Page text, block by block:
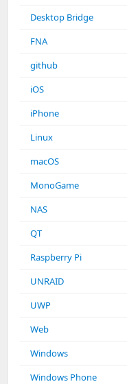
Desktop Bridge
FNA
github
iOS
iPhone
Linux
macOS
MonoGame
NAS
QT
Raspberry Pi
UNRAID
UWP
Web
Windows
Windows Phone